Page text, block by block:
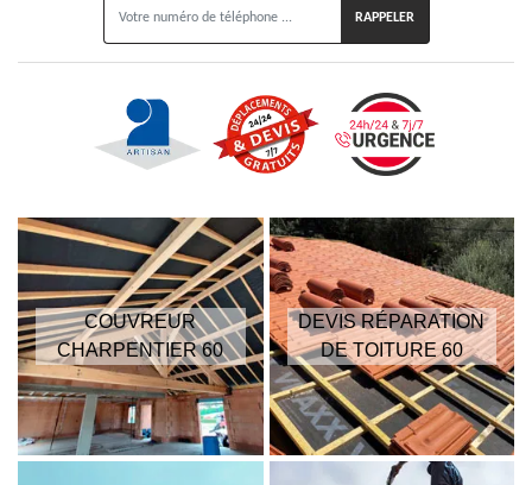
COUVREUR
CHARPENTIER 60
DEVIS RÉPARATION
DE TOITURE 60